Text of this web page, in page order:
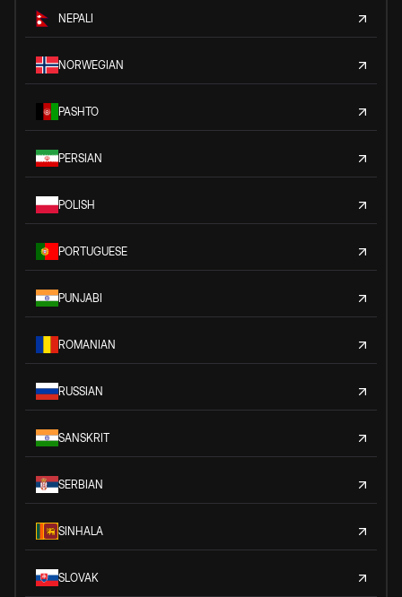
NEPALI
NORWEGIAN
PASHTO
PERSIAN
POLISH
PORTUGUESE
PUNJABI
ROMANIAN
RUSSIAN
SANSKRIT
SERBIAN
SINHALA
SLOVAK